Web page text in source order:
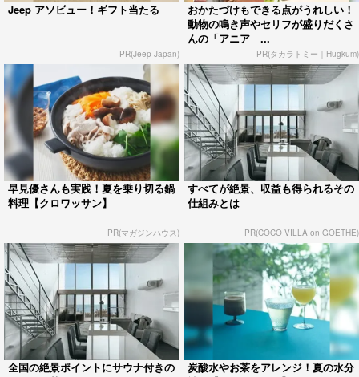
Jeep アソビュー！ギフト当たる
PR(Jeep Japan)
おかたづけもできる点がうれしい！
動物の鳴き声やセリフが盛りだくさ
んの「アニア ...
PR(タカラトミー｜Hugkum)
早見優さんも実践！夏を乗り切る鍋
料理【クロワッサン】
PR(マガジンハウス)
すべてが絶景、収益も得られるその
仕組みとは
PR(COCO VILLA on GOETHE)
全国の絶景ポイントにサウナ付きの
炭酸水やお茶をアレンジ！夏の水分